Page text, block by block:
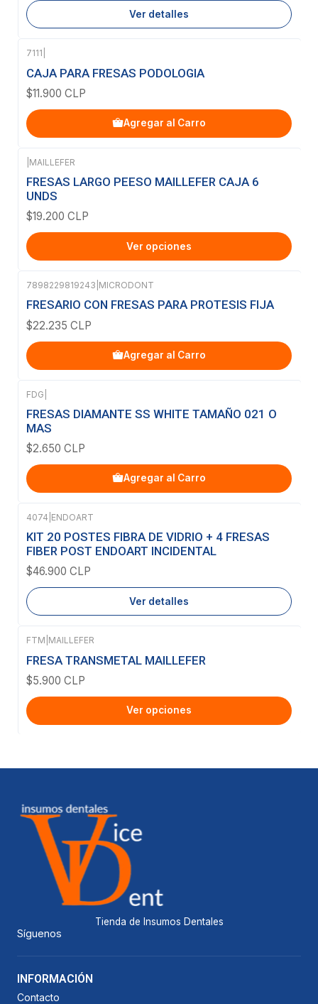
Ver detalles
7111
CAJA PARA FRESAS PODOLOGIA
$11.900 CLP
Agregar al Carro
MAILLEFER
FRESAS LARGO PEESO MAILLEFER CAJA 6
UNDS
$19.200 CLP
Ver opciones
7898229819243 MICRODONT
FRESARIO CON FRESAS PARA PROTESIS FIJA
$22.235 CLP
Agregar al Carro
FDG
FRESAS DIAMANTE SS WHITE TAMAÑO 021 O
MAS
$2.650 CLP
Agregar al Carro
Agotado
4074 ENDOART
KIT 20 POSTES FIBRA DE VIDRIO + 4 FRESAS
FIBER POST ENDOART INCIDENTAL
$46.900 CLP
Ver detalles
FTM MAILLEFER
FRESA TRANSMETAL MAILLEFER
$5.900 CLP
Ver opciones
Tienda de Insumos Dentales
Síguenos
INFORMACIÓN
Contacto